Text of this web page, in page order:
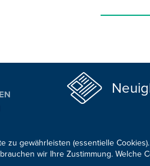
zu gewährleisten (essentielle
wir Ihre Zustimmung. Welche